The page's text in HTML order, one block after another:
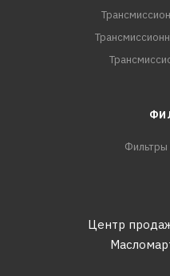
Фильтры
Центр